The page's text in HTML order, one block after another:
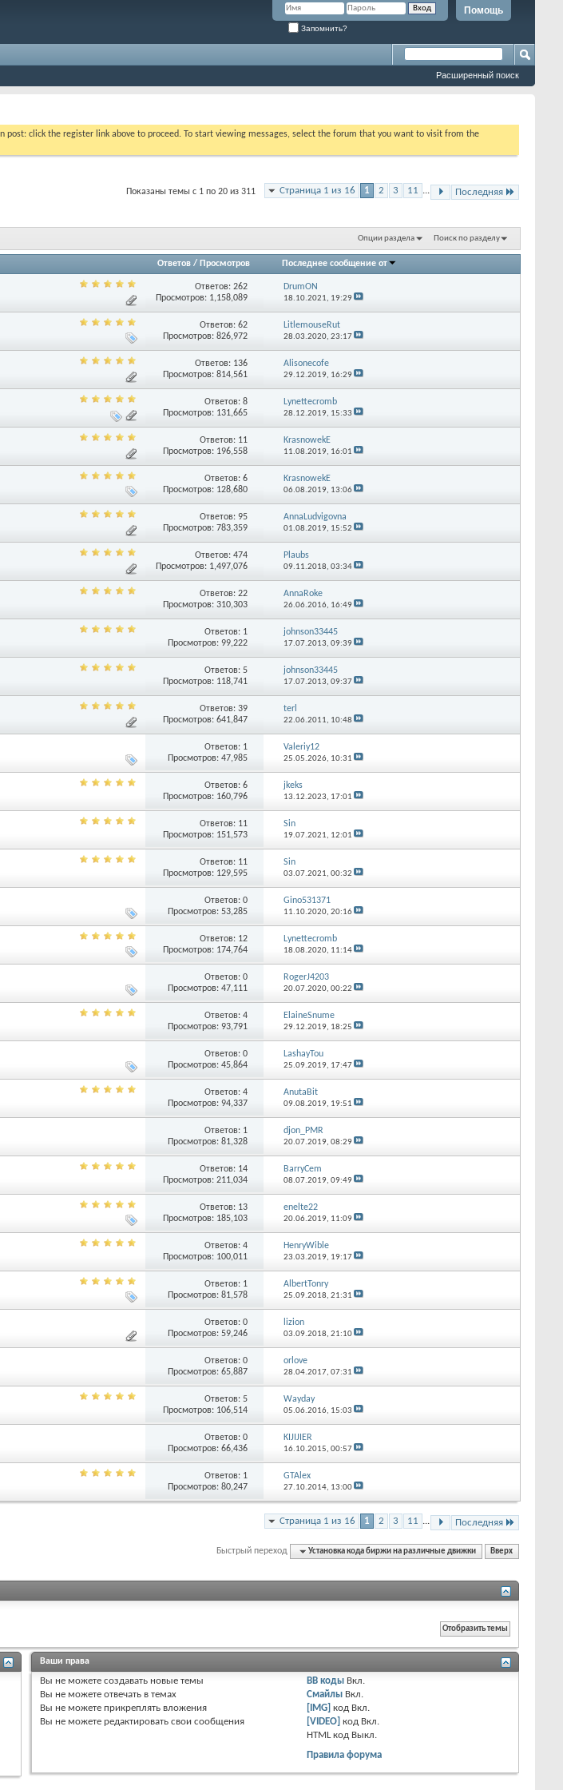
Помощь
Запомнить?
Расширенный поиск
post: click the register link above to proceed. To start viewing messages, select the forum that you want to visit from the
Страница 1 из 16 1 2 3 11 ... Последняя
Показаны темы с 1 по 20 из 311
Опции раздела Поиск по разделу
Ответов / Просмотров Последнее сообщение от
Ответов: 262
Просмотров: 1,158,089
DrumON
18.10.2021, 19:29
Ответов: 62
Просмотров: 826,972
LitlemouseRut
28.03.2020, 23:17
Ответов: 136
Просмотров: 814,561
Alisonecofe
29.12.2019, 16:29
Ответов: 8
Просмотров: 131,665
Lynettecromb
28.12.2019, 15:33
Ответов: 11
Просмотров: 196,558
KrasnowekE
11.08.2019, 16:01
Ответов: 6
Просмотров: 128,680
KrasnowekE
06.08.2019, 13:06
Ответов: 95
Просмотров: 783,359
AnnaLudvigovna
01.08.2019, 15:52
Ответов: 474
Просмотров: 1,497,076
Plaubs
09.11.2018, 03:34
Ответов: 22
Просмотров: 310,303
AnnaRoke
26.06.2016, 16:49
Ответов: 1
Просмотров: 99,222
johnson33445
17.07.2013, 09:39
Ответов: 5
Просмотров: 118,741
johnson33445
17.07.2013, 09:37
Ответов: 39
Просмотров: 641,847
terl
22.06.2011, 10:48
Ответов: 1
Просмотров: 47,985
Valeriy12
25.05.2026, 10:31
Ответов: 6
Просмотров: 160,796
jkeks
13.12.2023, 17:01
Ответов: 11
Просмотров: 151,573
Sin
19.07.2021, 12:01
Ответов: 11
Просмотров: 129,595
Sin
03.07.2021, 00:32
Ответов: 0
Просмотров: 53,285
Gino531371
11.10.2020, 20:16
Ответов: 12
Просмотров: 174,764
Lynettecromb
18.08.2020, 11:14
Ответов: 0
Просмотров: 47,111
RogerJ4203
20.07.2020, 00:22
Ответов: 4
Просмотров: 93,791
ElaineSnume
29.12.2019, 18:25
Ответов: 0
Просмотров: 45,864
LashayTou
25.09.2019, 17:47
Ответов: 4
Просмотров: 94,337
AnutaBit
09.08.2019, 19:51
Ответов: 1
Просмотров: 81,328
djon_PMR
20.07.2019, 08:29
Ответов: 14
Просмотров: 211,034
BarryCem
08.07.2019, 09:49
Ответов: 13
Просмотров: 185,103
enelte22
20.06.2019, 11:09
Ответов: 4
Просмотров: 100,011
HenryWible
23.03.2019, 19:17
Ответов: 1
Просмотров: 81,578
AlbertTonry
25.09.2018, 21:31
Ответов: 0
Просмотров: 59,246
lizion
03.09.2018, 21:10
Ответов: 0
Просмотров: 65,887
orlove
28.04.2017, 07:31
Ответов: 5
Просмотров: 106,514
Wayday
05.06.2016, 15:03
Ответов: 0
Просмотров: 66,436
KIJIJIER
16.10.2015, 00:57
Ответов: 1
Просмотров: 80,247
GTAlex
27.10.2014, 13:00
Страница 1 из 16 1 2 3 11 ... Последняя
Быстрый переход Установка кода биржи на различные движки Вверх
Ваши права
Вы не можете создавать новые темы
Вы не можете отвечать в темах
Вы не можете прикреплять вложения
Вы не можете редактировать свои сообщения
BB коды Вкл.
Смайлы Вкл.
[IMG] код Вкл.
[VIDEO] код Вкл.
HTML код Выкл.
Правила форума